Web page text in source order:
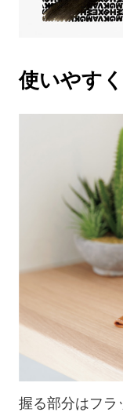
使いやす
握る部分はフラ